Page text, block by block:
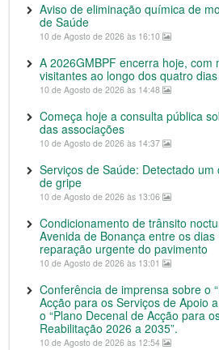
Aviso de eliminação química de
de Saúde
10 de Agosto de 2026 às 16:10
A 2026GMBPF encerra hoje, com
visitantes ao longo dos quatro
10 de Agosto de 2026 às 14:48
Começa hoje a consulta pública
das associações
10 de Agosto de 2026 às 14:37
Serviços de Saúde: Detectado
de gripe
10 de Agosto de 2026 às 13:06
Condicionamento de trânsito
Avenida de Bonança entre os
reparação urgente do pavimento
10 de Agosto de 2026 às 13:01
Conferência de imprensa sobre o
Acção para os Serviços de Apoio
o “Plano Decenal de Acção para
Reabilitação 2026 a 2035”.
10 de Agosto de 2026 às 12:54